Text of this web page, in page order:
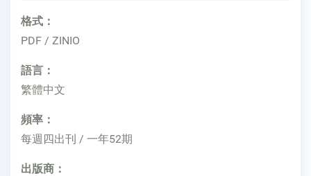
格式：
PDF / ZINIO
語言：
繁體中文
頻率：
每週四出刊 / 一年52期
出版商：